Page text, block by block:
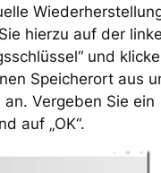
hierzu auf der
und
Speicherort aus
Vergeben Sie ein
auf „OK“.